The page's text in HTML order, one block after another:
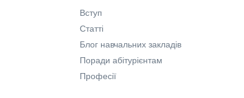
Вступ
Статті
Блог навчальних закладів
Поради абітурієнтам
Професії